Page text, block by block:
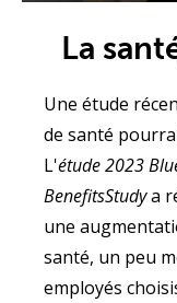
La
Une étude
de santé
L'étude2023
BenefitsStudya
une
santé, un peu
employés